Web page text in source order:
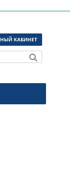
КАБИНЕТ